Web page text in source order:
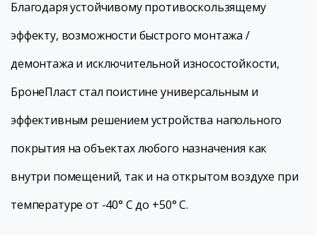
Благодаря устойчивому противоскользящему
эффекту, возможности быстрого монтажа /
демонтажа и исключительной износостойкости,
БронеПласт стал поистине универсальным и
эффективным решением устройства напольного
покрытия на объектах любого назначения как
внутри помещений, так и на открытом воздухе при
температуре от -40° С до +50° С.